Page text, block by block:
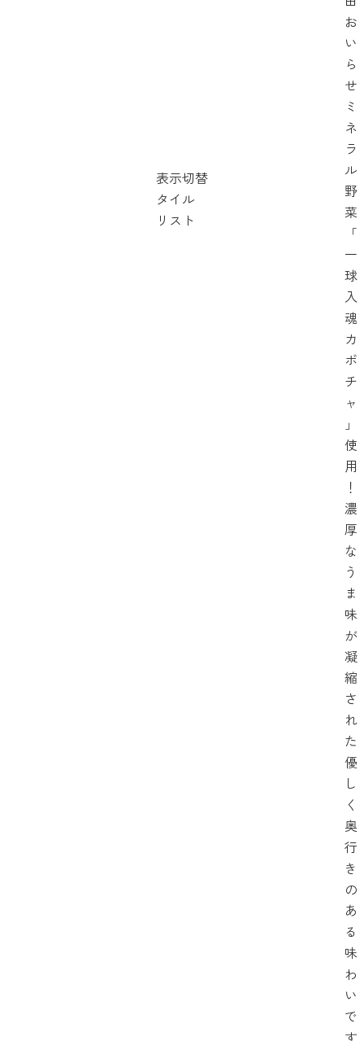
表示切替
タイル
リスト
お
い
ら
せ
ミ
ネ
ラ
ル
野
菜
「
一
球
入
魂
カ
ボ
チ
ャ
」
使
用
！
濃
厚
な
う
ま
味
が
凝
縮
さ
れ
た
優
し
く
奥
行
き
の
あ
る
味
わ
い
で
す